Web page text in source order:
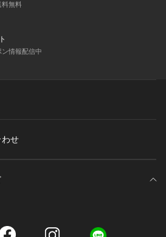
C）
料無料
情報配信中
せ